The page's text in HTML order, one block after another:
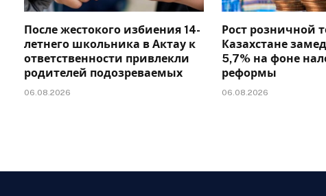
После жестокого избиения 14-
летнего школьника в Актау к
ответственности привлекли
родителей подозреваемых
06.08.2026
Рост розничной
Казахстане
5,7% на фоне
реформы
06.08.2026